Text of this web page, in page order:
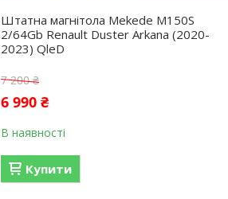
Штатна магнітола Mekede M150S
2/64Gb Renault Duster Arkana (2020-
2023) QleD
7 200 ₴
6 990 ₴
В наявності
Купити